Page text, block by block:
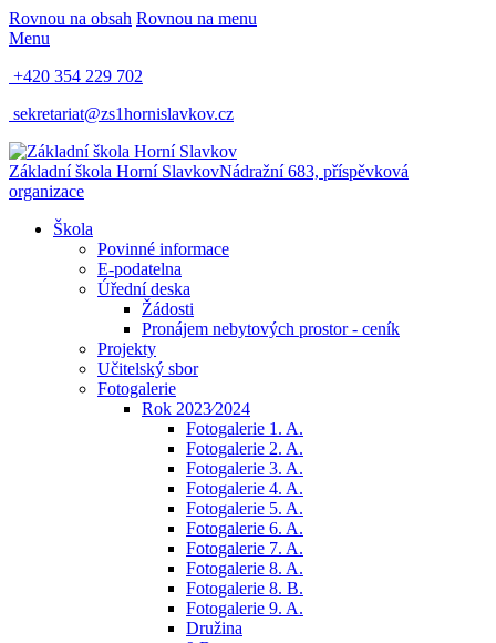
Rovnou na obsah Rovnou na menu
Menu
+420 354 229 702
sekretariat@zs1hornislavkov.cz
Základní škola Horní SlavkovNádražní 683, příspěvková
organizace
Škola
Povinné informace
E-podatelna
Úřední deska
Žádosti
Pronájem nebytových prostor - ceník
Projekty
Učitelský sbor
Fotogalerie
Rok 2023⁄2024
Fotogalerie 1. A.
Fotogalerie 2. A.
Fotogalerie 3. A.
Fotogalerie 4. A.
Fotogalerie 5. A.
Fotogalerie 6. A.
Fotogalerie 7. A.
Fotogalerie 8. A.
Fotogalerie 8. B.
Fotogalerie 9. A.
Družina